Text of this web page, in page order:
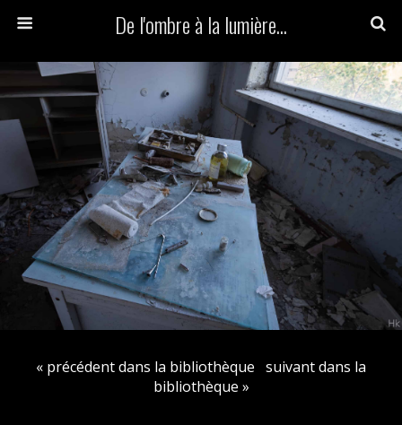
De l'ombre à la lumière...
« précédent dans la bibliothèque suivant dans la
bibliothèque »